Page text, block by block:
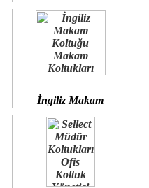
İngiliz Makam